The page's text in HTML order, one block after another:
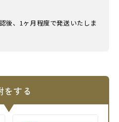
後、1ヶ月程度で発送いたしま
をする